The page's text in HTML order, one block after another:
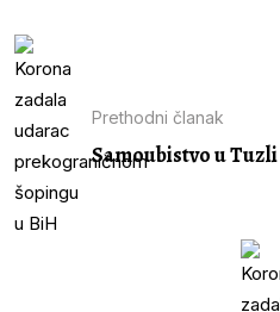
Prethodni članak
Samoubistvo u Tuzli